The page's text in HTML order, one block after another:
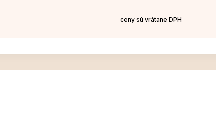
ceny sú vrátane DPH